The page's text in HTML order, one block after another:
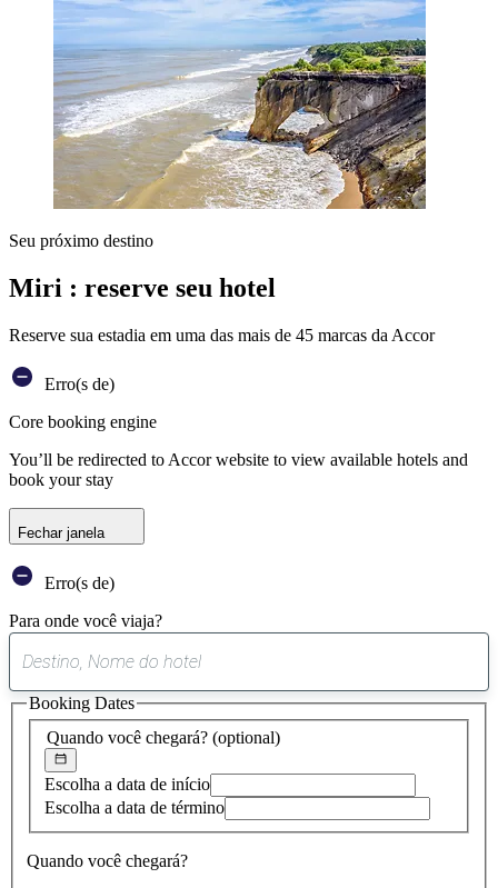
Seu próximo destino
Miri : reserve seu hotel
Reserve sua estadia em uma das mais de 45 marcas da Accor
Erro(s de)
Core booking engine
You’ll be redirected to Accor website to view available hotels and
book your stay
Fechar janela
Erro(s de)
Para onde você viaja?
sugestão
encontrada
Quando você chegará? (optional)
Escolha a data de início
Escolha a data de término
Quando você chegará?
Booking Dates